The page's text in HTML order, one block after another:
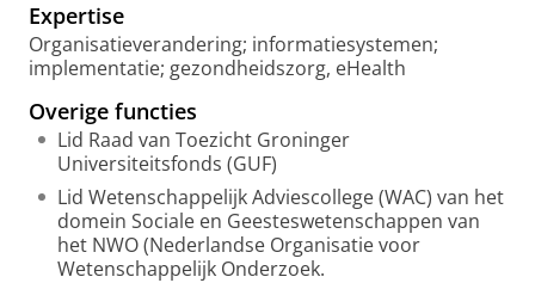
Expertise
Organisatieverandering; informatiesystemen;
implementatie; gezondheidszorg, eHealth
Overige functies
Lid Raad van Toezicht Groninger
Universiteitsfonds (GUF)
Lid Wetenschappelijk Adviescollege (WAC) van het
domein Sociale en Geesteswetenschappen van
het NWO (Nederlandse Organisatie voor
Wetenschappelijk Onderzoek.